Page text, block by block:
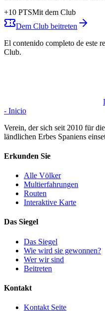
+10 PTSMit dem Club
Dem Club beitreten
El contenido completo de este
Club.
- Inicio
Verein, der sich seit 2010 für
ländlichen Erbes Spaniens
Erkunden Sie
Alle Völker
Multierfahrungen
Routen
Interaktive Karte
Das Siegel
Das Siegel
Wie wird sie gewonnen?
Wer wir sind
Beitreten
Kontakt
Kontakt Seite